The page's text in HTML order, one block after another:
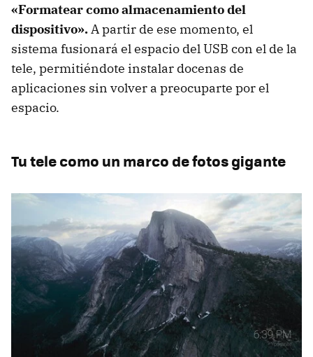
«Formatear como almacenamiento del
dispositivo».A partir de ese momento, el
sistema fusionará el espacio del USB con el de la
tele, permitiéndote instalar docenas de
aplicaciones sin volver a preocuparte por el
espacio.
Tu tele como un marco de fotos gigante